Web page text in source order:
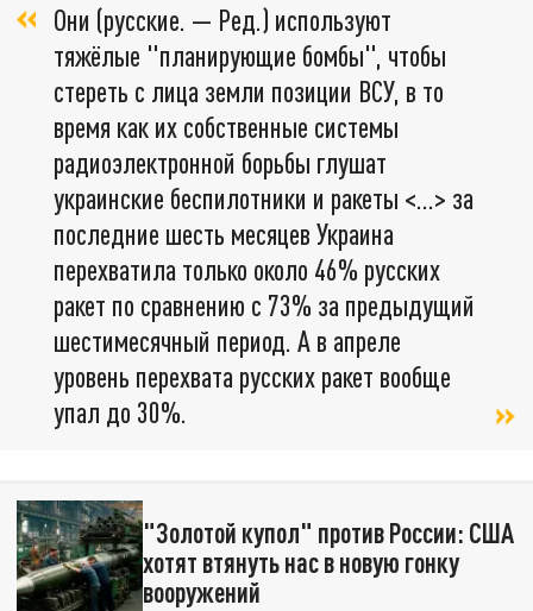
Они (русские. — Ред.) используют
тяжёлые "планирующие бомбы", чтобы
стереть с лица земли позиции ВСУ, в то
время как их собственные системы
радиоэлектронной борьбы глушат
украинские беспилотники и ракеты <…> за
последние шесть месяцев Украина
перехватила только около 46% русских
ракет по сравнению с 73% за предыдущий
шестимесячный период. А в апреле
уровень перехвата русских ракет вообще
упал до 30%.
"Золотой купол" против России: США
хотят втянуть нас в новую гонку
вооружений